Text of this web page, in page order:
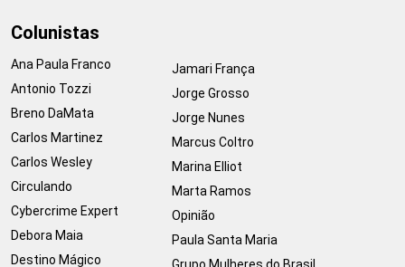
Colunistas
Ana Paula Franco
Antonio Tozzi
Breno DaMata
Carlos Martinez
Carlos Wesley
Circulando
Cybercrime Expert
Debora Maia
Destino Mágico
Jamari França
Jorge Grosso
Jorge Nunes
Marcus Coltro
Marina Elliot
Marta Ramos
Opinião
Paula Santa Maria
Grupo Mulheres do Brasil